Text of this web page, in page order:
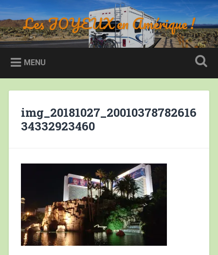
au
contenu
principal
RechercheLes JOYEUX en Amérique !
MENU
img_20181027_20010378782616
34332923460